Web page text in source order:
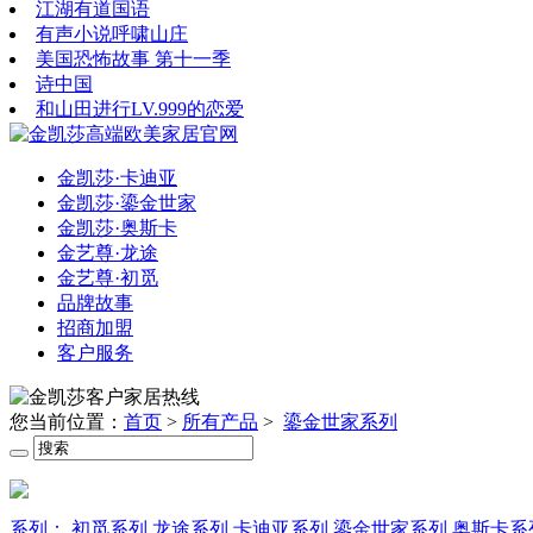
江湖有道国语
有声小说呼啸山庄
美国恐怖故事 第十一季
诗中国
和山田进行LV.999的恋爱
金凯莎·卡迪亚
金凯莎·鎏金世家
金凯莎·奥斯卡
金艺尊·龙途
金艺尊·初觅
品牌故事
招商加盟
客户服务
您当前位置： 首页 > 所有产品 > 鎏金世家系列
系列： 初觅系列 龙途系列 卡迪亚系列 鎏金世家系列 奥斯卡系